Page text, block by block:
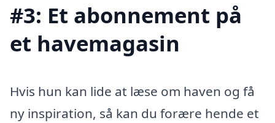
#3: Et abonnement på
et havemagasin
Hvis hun kan lide at læse om haven og få
ny inspiration, så kan du forære hende et